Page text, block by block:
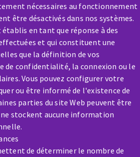
nécessaires au fonctionnement
être désactivés dans nos systèmes.
en tant que réponse à des
et qui constituent une
que la définition de vos
de confidentialité, la connexion ou le
Vous pouvez configurer votre
ou être informé de l'existence de
parties du site Web peuvent être
ne stockent aucune information
de déterminer le nombre de
/ RÉPARATION
cassée ? En panne ?
nous